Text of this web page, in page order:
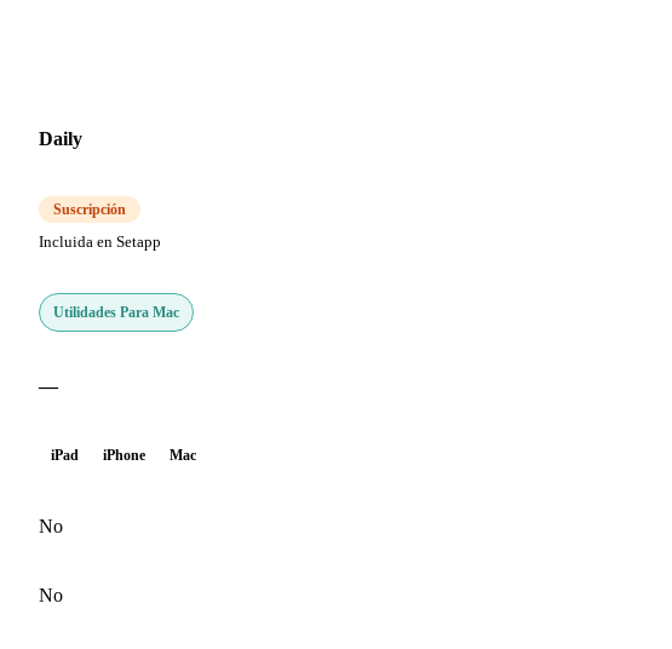
Daily
Suscripción
Incluida en Setapp
Utilidades Para Mac
—
iPad iPhone Mac
No
No